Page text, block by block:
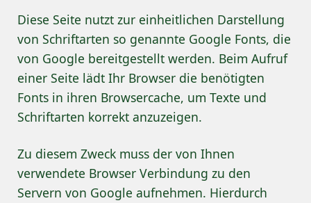
Diese Seite nutzt zur einheitlichen Darstellung
von Schriftarten so genannte Google Fonts, die
von Google bereitgestellt werden. Beim Aufruf
einer Seite lädt Ihr Browser die benötigten
Fonts in ihren Browsercache, um Texte und
Schriftarten korrekt anzuzeigen.
Zu diesem Zweck muss der von Ihnen
verwendete Browser Verbindung zu den
Servern von Google aufnehmen. Hierdurch